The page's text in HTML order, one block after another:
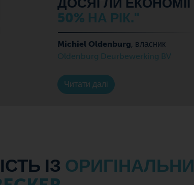
50% НА РІК."
Michiel Oldenburg, власник
Oldenburg Deurbewerking BV
Читати далі
ІЗ